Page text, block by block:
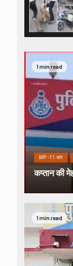
1 min read
MP-11 धार
कप्तान की
1 min read